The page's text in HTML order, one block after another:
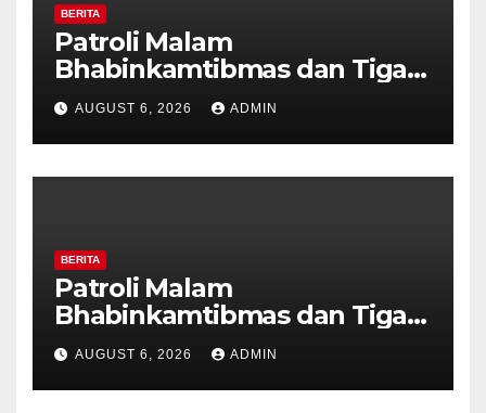
BERITA
Patroli Malam
Bhabinkamtibmas dan Tiga
Pilar Kelurahan Ungaran
Perkuat Kamtibmas, Warga
Diajak Aktifkan Ronda
AUGUST 6, 2026 ADMIN
BERITA
Patroli Malam
Bhabinkamtibmas dan Tiga
Pilar Kelurahan Ungaran
Perkuat Kamtibmas, Warga
Diajak Aktifkan Ronda
AUGUST 6, 2026 ADMIN